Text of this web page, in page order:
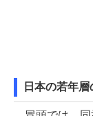
日本の若年